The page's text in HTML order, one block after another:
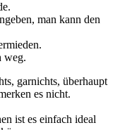
man kann den
weg.
garnichts, überhaupt
es nicht.
ist es einfach ideal